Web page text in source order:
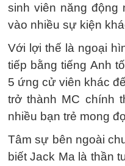
sinh viên năng động
vào nhiều sự kiện
Với lợi thế là ngoại
tiếp bằng tiếng Anh
5 ứng cử viên khác
trở thành MC chính
nhiều bạn trẻ mong
Tâm sự bên ngoài
biết Jack Ma là thần